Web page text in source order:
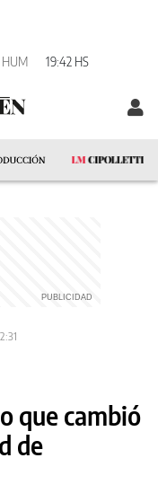
HUM 19:42 HS
que cambió
de